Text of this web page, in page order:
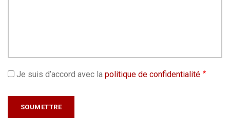
Je suis d’accord avec la politique de confidentialité